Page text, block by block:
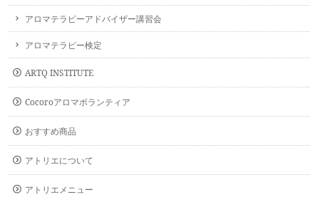
アロマテラピーアドバイザー講習会
アロマテラピー検定
ARTQ INSTITUTE
Cocoroアロマボランティア
おすすめ商品
アトリエについて
アトリエメニュー